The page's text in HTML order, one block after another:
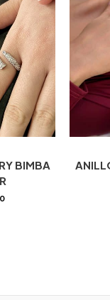
BIMBA